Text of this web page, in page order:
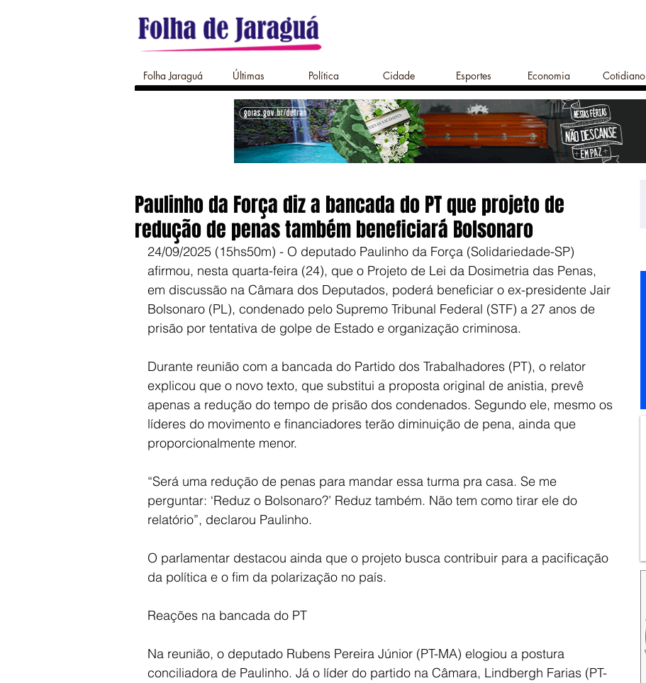
Folha Jaraguá Últimas Política Cidade Esportes Economia Cotidiano
Paulinho da Força diz a bancada do PT que projeto de
redução de penas também beneficiará Bolsonaro
24/09/2025 (15hs50m) - O deputado Paulinho da Força (Solidariedade-SP)
afirmou, nesta quarta-feira (24), que o Projeto de Lei da Dosimetria das Penas,
em discussão na Câmara dos Deputados, poderá beneficiar o ex-presidente Jair
Bolsonaro (PL), condenado pelo Supremo Tribunal Federal (STF) a 27 anos de
prisão por tentativa de golpe de Estado e organização criminosa.
Durante reunião com a bancada do Partido dos Trabalhadores (PT), o relator
explicou que o novo texto, que substitui a proposta original de anistia, prevê
apenas a redução do tempo de prisão dos condenados. Segundo ele, mesmo os
líderes do movimento e financiadores terão diminuição de pena, ainda que
proporcionalmente menor.
“Será uma redução de penas para mandar essa turma pra casa. Se me
perguntar: ‘Reduz o Bolsonaro?’ Reduz também. Não tem como tirar ele do
relatório”, declarou Paulinho.
O parlamentar destacou ainda que o projeto busca contribuir para a pacificação
da política e o fim da polarização no país.
Reações na bancada do PT
Na reunião, o deputado Rubens Pereira Júnior (PT-MA) elogiou a postura
conciliadora de Paulinho. Já o líder do partido na Câmara, Lindbergh Farias (PT-